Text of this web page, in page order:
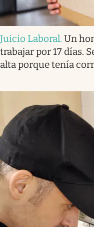
Juicio Laboral. Un
trabajar por 17 días.
alta porque tenía